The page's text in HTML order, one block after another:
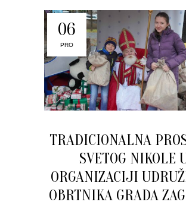
06
PRO
TRADICIONALNA
SVETOG NIKOLE
ORGANIZACIJI
OBRTNIKA GRADA